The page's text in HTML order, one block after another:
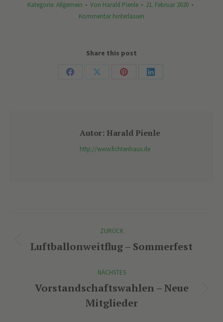
Kategorie: Allgemein Von Harald Pienle
21. Februar 2020
Kommentar hinterlassen
Share this post
Share
Share
Share
Share
Autor: Harald Pienle
http://www.fichtenhaus.de
Kommentarnavigation
ZURÜCK
Vorheriger
Luftballonweitflug – Sommerfest
NÄCHSTES
Nächster
Beitrag:
Vorstandschaftswahlen – Neue
Mitglieder